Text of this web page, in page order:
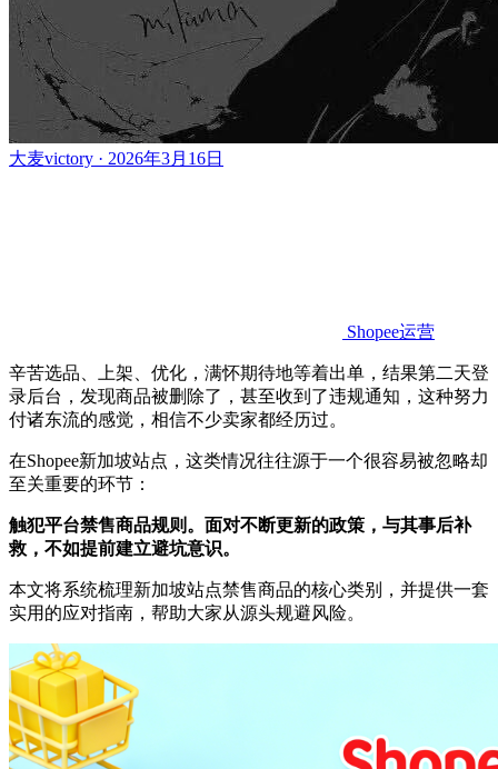
大麦victory · 2026年3月16日
Shopee运营
辛苦选品、上架、优化，满怀期待地等着出单，结果第二天登
录后台，发现商品被删除了，甚至收到了违规通知，这种努力
付诸东流的感觉，相信不少卖家都经历过。
在Shopee新加坡站点，这类情况往往源于一个很容易被忽略却
至关重要的环节：
触犯平台禁售商品规则。面对不断更新的政策，与其事后补
救，不如提前建立避坑意识。
本文将系统梳理新加坡站点禁售商品的核心类别，并提供一套
实用的应对指南，帮助大家从源头规避风险。